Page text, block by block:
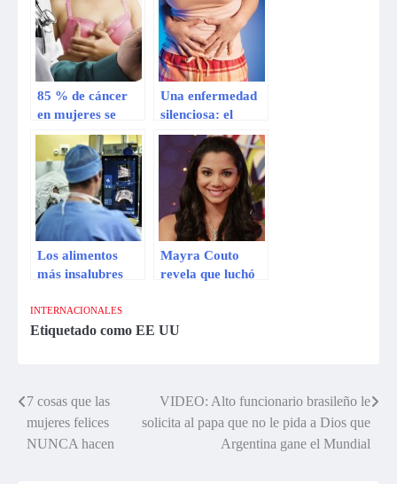
genéticos
85 % de cáncer
en mujeres se
detecta recién en
etapas avanzadas
Una enfermedad
silenciosa: el
cáncer de
estómago
Los alimentos
más insalubres
provocar cáncer
Mayra Couto
revela que luchó
INTERNACIONALES
Etiquetado como EE UU
Navegación
de
7 cosas que las
mujeres felices
NUNCA hacen
VIDEO: Alto funcionario brasileño le
solicita al papa que no le pida a Dios que
Argentina gane el Mundial